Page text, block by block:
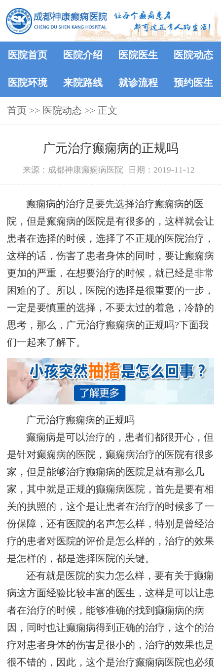
医院首页 医院介绍 医院医生 医院动态
医院环境 来院路线 就诊流程 预约医生
首页 >> 医院动态 >> 正文
广元治疗癫痫病的正规吗
来源：成都神康癫痫病医院 日期：2019-11-12
癫痫病的治疗是要先选择治疗癫痫病的医
院，但是癫痫病的医院是有很多的，这样就会让
患者在选择的时候，选择了不正规的医院治疗，
这样的话，伤害了患者身体的同时，要让癫痫病
更加的严重，在想要治疗的时候，就已经是非常
困难的了。所以，医院的选择是很重要的一步，
一定是要慎重的选择，不要太过的着急，冷静的
思考，那么，广元治疗癫痫病的正规吗?下面我
们一起来了解下。
广元治疗癫痫病的正规吗
癫痫病是可以治疗的，患者们都很开心，但
是针对癫痫病的医院，癫痫病治疗的医院有很多
家，但是能够治疗癫痫病的医院是就有那么几
家，其中就是正规的癫痫病医院，首先是要有相
关的执照的，这个是让患者在治疗的时候多了一
份保障，还有医院的名声怎么样，特别是曾经治
疗的患者对医院的评价是怎么样的，治疗的效果
是怎样的，都是选择医院的关键。
还有就是医院的实力怎么样，要有关于癫痫
病这方面经验比较丰富的医生，这样是可以让患
者在治疗的时候，能够准确的找到癫痫病的病
因，同时也让癫痫病得到正确的治疗，这个的治
疗对患者身体的伤害是很小的，治疗的效果也是
很不错的，因此，这个是治疗癫痫病医院也必须